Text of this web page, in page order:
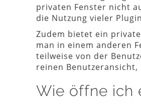
privaten Fenster nicht
die Nutzung vieler
Zudem bietet ein
man in einem anderen
teilweise von der
reinen Benutzeransicht,
Wie öffne ich